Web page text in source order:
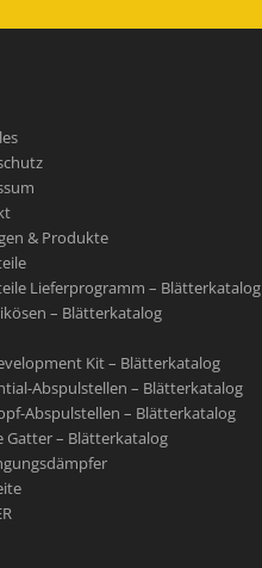
& Produkte
Lieferprogramm – Blätterkatalog
– Blätterkatalog
Kit – Blätterkatalog
Abspulstellen – Blätterkatalog
Abspulstellen – Blätterkatalog
Gatter – Blätterkatalog